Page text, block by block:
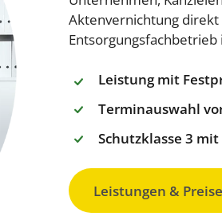
Aktenvernichtung
Entsorgungsfachbetrieb
Leistung mit
Terminauswahl
Schutzklasse 3
Leistungen &